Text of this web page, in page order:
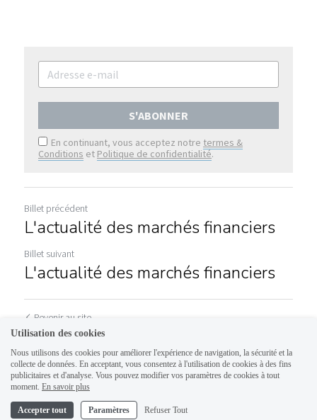
S'ABONNER
En continuant, vous acceptez notre termes &
Conditions et Politique de confidentialité.
Billet précédent
L'actualité des marchés financiers
Billet suivant
L'actualité des marchés financiers
Revenir au site
Utilisation des cookies
Nous utilisons des cookies pour améliorer l'expérience de navigation, la sécurité et la
collecte de données. En acceptant, vous consentez à l'utilisation de cookies à des fins
publicitaires et d'analyse. Vous pouvez modifier vos paramètres de cookies à tout
moment. En savoir plus
Accepter tout Paramètres Refuser Tout